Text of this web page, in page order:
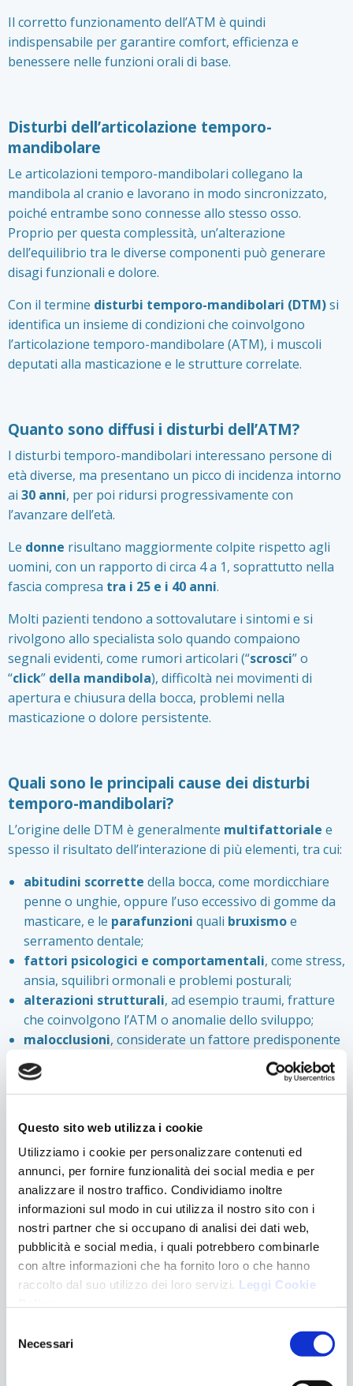
Questo sito web utilizza i cookie
Utilizziamo i cookie per personalizzare contenuti ed
annunci, per fornire funzionalità dei social media e per
analizzare il nostro traffico. Condividiamo inoltre
informazioni sul modo in cui utilizza il nostro sito con i
nostri partner che si occupano di analisi dei dati web,
pubblicità e social media, i quali potrebbero combinarle
con altre informazioni che ha fornito loro o che hanno
raccolto dal suo utilizzo dei loro servizi. Leggi Cookie
delNecessari
Il corretto funzionamento dell’ATM è quindi
indispensabile per garantire comfort, efficienza e
benessere nelle funzioni orali di base.
Disturbi dell’articolazione temporo-
mandibolare
Le articolazioni temporo-mandibolari collegano la
mandibola al cranio e lavorano in modo sincronizzato,
poiché entrambe sono connesse allo stesso osso.
Proprio per questa complessità, un’alterazione
dell’equilibrio tra le diverse componenti può generare
disagi funzionali e dolore.
Con il termine disturbi temporo-mandibolari (DTM)si
identifica un insieme di condizioni che coinvolgono
l’articolazione temporo-mandibolare (ATM), i muscoli
deputati alla masticazione e le strutture correlate.
Quanto sono diffusi i disturbi dell’ATM?
I disturbi temporo-mandibolari interessano persone di
età diverse, ma presentano un picco di incidenza intorno
ai 30 anni, per poi ridursi progressivamente con
l’avanzare dell’età.
Le donne risultano maggiormente colpite rispetto agli
uomini, con un rapporto di circa 4 a 1, soprattutto nella
fascia compresa tra i 25 e i 40 anni.
Molti pazienti tendono a sottovalutare i sintomi e si
rivolgono allo specialista solo quando compaiono
segnali evidenti, come rumori articolari (“scrosci” o
“click” della mandibola), difficoltà nei movimenti di
apertura e chiusura della bocca, problemi nella
masticazione o dolore persistente.
Quali sono le principali cause dei disturbi
temporo-mandibolari?
L’origine delle DTM è generalmente multifattoriale e
spesso il risultato dell’interazione di più elementi, tra cui:
abitudini scorrette della bocca, come mordicchiare
penne o unghie, oppure l’uso eccessivo di gomme da
masticare, e le parafunzioni quali bruxismoe
serramento dentale;
fattori psicologici e comportamentali, come stress,
ansia, squilibri ormonali e problemi posturali;
alterazioni strutturali, ad esempio traumi, fratture
che coinvolgono l’ATM o anomalie dello sviluppo;
malocclusioni, considerate un fattore predisponente
o aggravante.
Come si manifestano i disturbi dell’ATM?
I disturbi temporo-mandibolari possono provocare
sintomi variabili nel tempo, sia transitori sia cronici. Tra i
più comuni rientrano:
dolore alviso, alla mandibola e alle aree limitrofe,
compresa laregione auricolare;
dolore cervicaleo alle spalle;
cefalearicorrente;
limitazione
dei movimenti mandibolari;
localizzato al volto, al collo o alla spalla;